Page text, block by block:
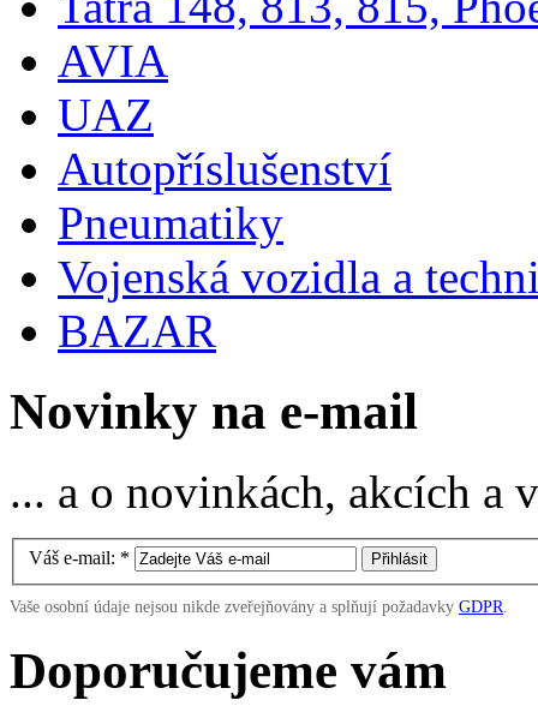
AVIA
UAZ
Autopříslušenství
Pneumatiky
Vojenská vozidla a
BAZAR
Novinky na e-mail
... a o novinkách, akcích
Váš e-mail: *
Vaše osobní údaje nejsou nikde zveřejňovány a splňují požadavky GDPR.
Doporučujeme vám